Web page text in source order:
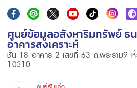
ศูนย์ข้อมูลอสังหาริมทรัพย์ ธ
อาคารสงเคราะห์
ชั้น 18 อาคาร 2 เลขที่ 63 ถ.พระราม9
10310